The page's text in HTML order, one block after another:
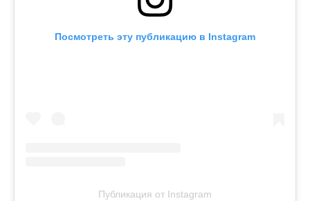
Посмотреть эту публикацию в Instagram
Публикация от Instagram